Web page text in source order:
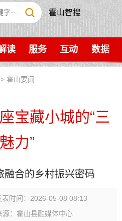
霍山智搜
读 服务 互动 数据
> 霍山要闻
宝藏小城的“三
力”
合的乡村振兴密码
表时间：2026-05-08 08:13
源：霍山县融媒体中心